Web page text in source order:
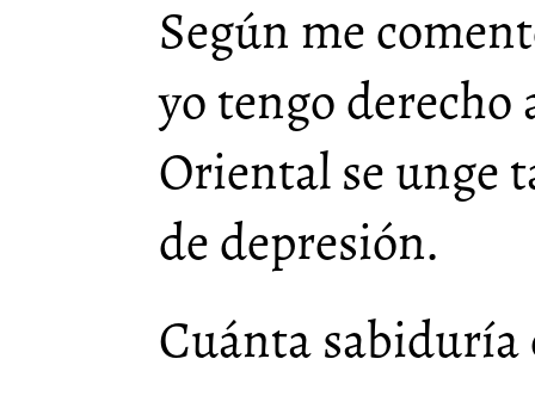
Según me
yo tengo derecho
Oriental se unge
de depresión.
Cuánta sabiduría